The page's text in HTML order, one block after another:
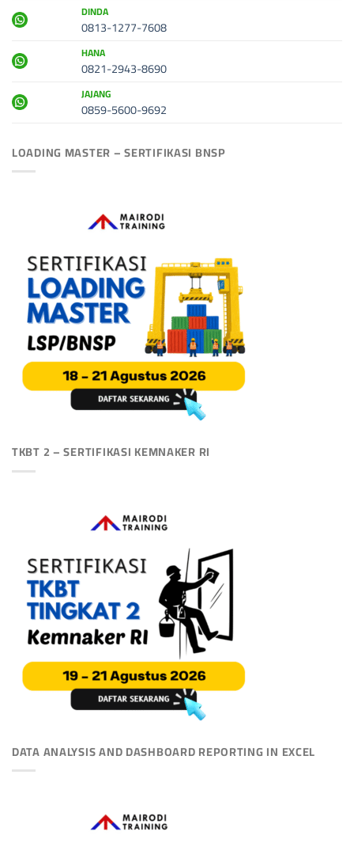
DINDA
0813-1277-7608
HANA
0821-2943-8690
JAJANG
0859-5600-9692
LOADING MASTER – SERTIFIKASI BNSP
TKBT 2 – SERTIFIKASI KEMNAKER RI
DATA ANALYSIS AND DASHBOARD REPORTING IN EXCEL